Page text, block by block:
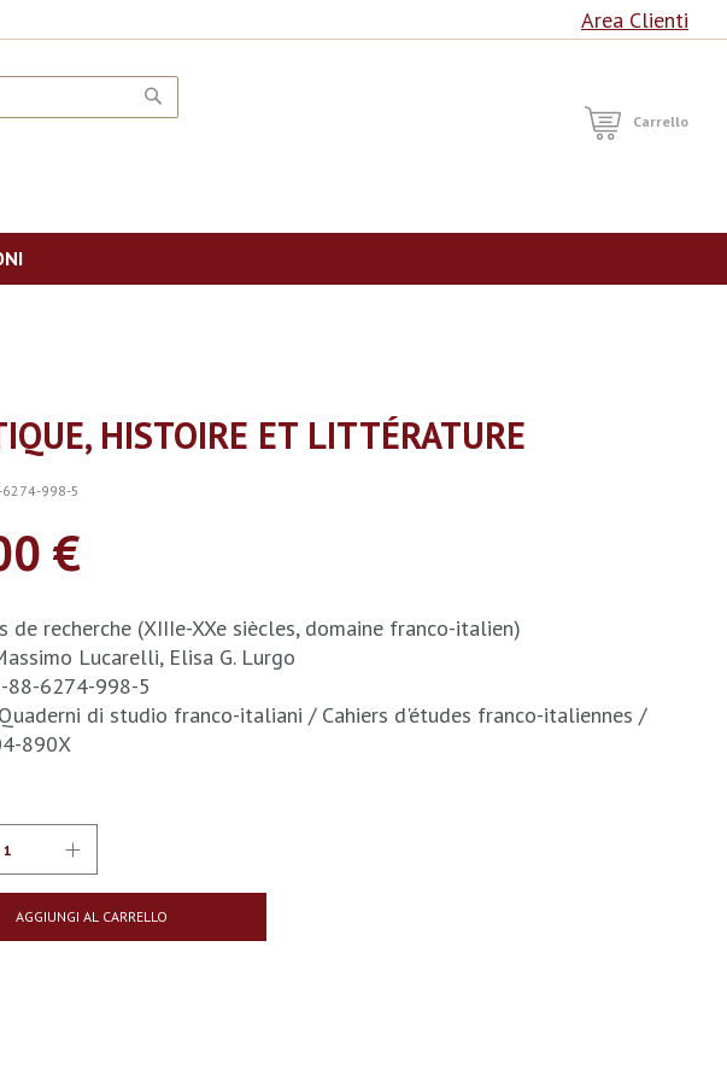
Area Clienti
Carrello
HISTOIRE ET LITTÉRATURE
998-5
€
de recherche (XIIIe-XXe siècles, domaine franco-italien)
Lucarelli, Elisa G. Lurgo
88-6274-998-5
di studio franco-italiani / Cahiers d'études franco-italiennes /
890X
AGGIUNGI AL CARRELLO